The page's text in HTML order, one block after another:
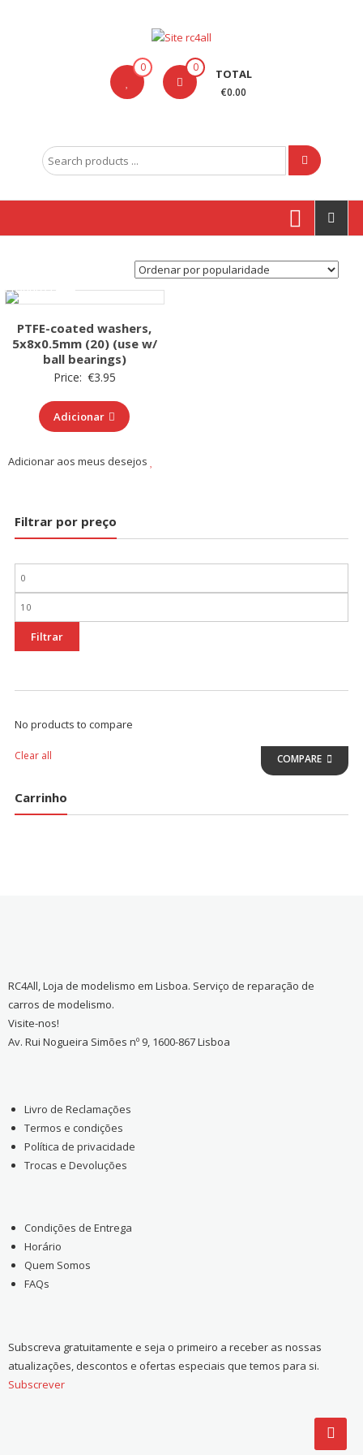
Produtos
Carson
outras
0 0 TOTAL
€0.00
Search
for:
PTFE-coated washers,
5x8x0.5mm (20) (use w/
ball bearings)
Price: €3.95
Adicionar
Adicionar aos meus desejos
Filtrar por preço
Preço
mínimo
Preço
máximo
Filtrar
No products to compare
Clear all COMPARE
Carrinho
RC4All, Loja de modelismo em Lisboa. Serviço de reparação de
carros de modelismo.
Visite-nos!
Av. Rui Nogueira Simões nº 9, 1600-867 Lisboa
Livro de Reclamações
Termos e condições
Política de privacidade
Trocas e Devoluções
Condições de Entrega
Horário
Quem Somos
FAQs
Subscreva gratuitamente e seja o primeiro a receber as nossas
atualizações, descontos e ofertas especiais que temos para si.
Subscrever